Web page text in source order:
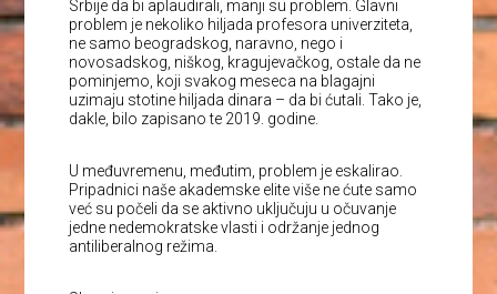
Srbije da bi aplaudirali, manji su problem. Glavni
problem je nekoliko hiljada profesora univerziteta,
ne samo beogradskog, naravno, nego i
novosadskog, niškog, kragujevačkog, ostale da ne
pominjemo, koji svakog meseca na blagajni
uzimaju stotine hiljada dinara – da bi ćutali. Tako je,
dakle, bilo zapisano te 2019. godine.
U međuvremenu, međutim, problem je eskalirao.
Pripadnici naše akademske elite više ne ćute samo
već su počeli da se aktivno uključuju u očuvanje
jedne nedemokratske vlasti i održanje jednog
antiliberalnog režima.